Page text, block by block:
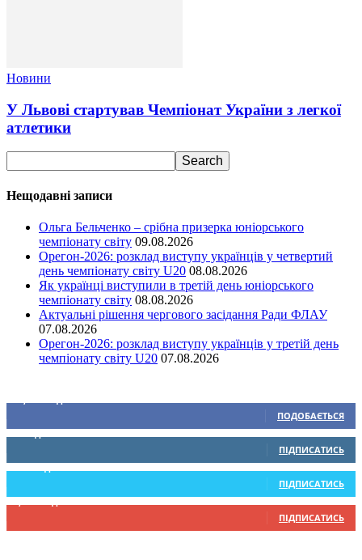
Новини
У Львові стартував Чемпіонат України з легкої
атлетики
Нещодавні записи
Ольга Бельченко – срібна призерка юніорського
чемпіонату світу 09.08.2026
Орегон-2026: розклад виступу українців у четвертий
день чемпіонату світу U20 08.08.2026
Як українці виступили в третій день юніорського
чемпіонату світу 08.08.2026
Актуальні рішення чергового засідання Ради ФЛАУ
07.08.2026
Орегон-2026: розклад виступу українців у третій день
чемпіонату світу U20 07.08.2026
ПОДОБАЄТЬСЯ
0 Підписників
ПІДПИСАТИСЬ
234 Підписників
ПІДПИСАТИСЬ
9,370 Підписників
ПІДПИСАТИСЬ